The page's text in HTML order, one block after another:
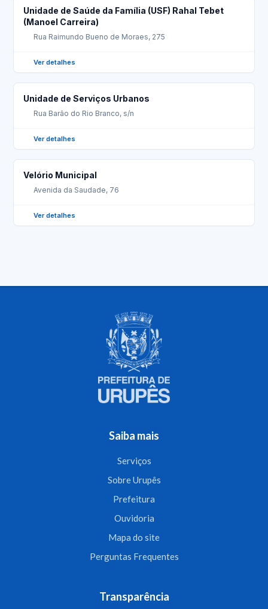
Unidade de Saúde da Família (USF) Rahal Tebet
(Manoel Carreira)
Rua Raimundo Bueno de Moraes, 275
Ver detalhes
Unidade de Serviços Urbanos
Rua Barão do Rio Branco, s/n
Ver detalhes
Velório Municipal
Avenida da Saudade, 76
Ver detalhes
Saiba mais
Serviços
Sobre Urupês
Prefeitura
Ouvidoria
Mapa do site
Perguntas Frequentes
Transparência